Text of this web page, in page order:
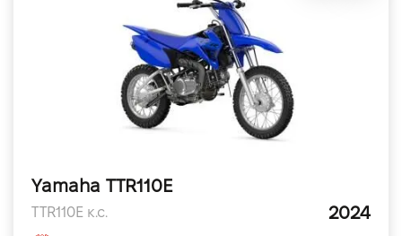
Yamaha TTR110E
TTR110E к.с. 2024